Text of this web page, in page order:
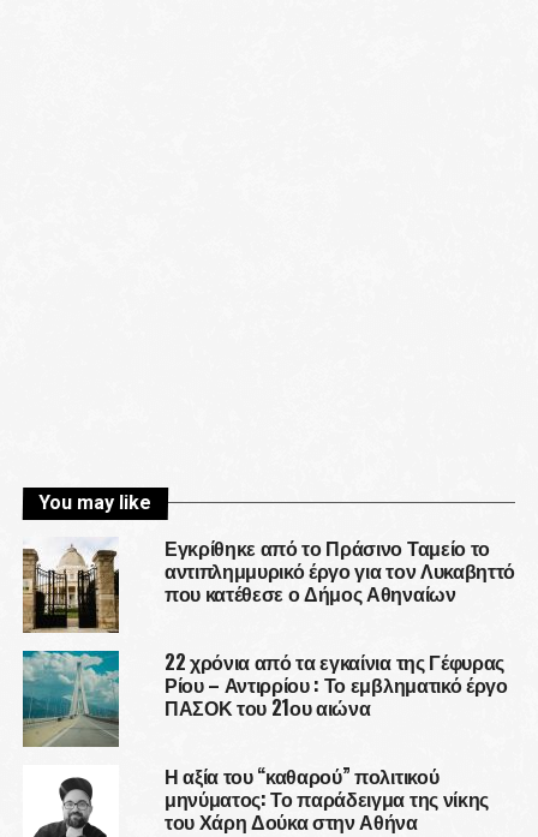
You may like
Εγκρίθηκε από το Πράσινο Ταμείο το
αντιπλημμυρικό έργο για τον Λυκαβηττό
που κατέθεσε ο Δήμος Αθηναίων
22 χρόνια από τα εγκαίνια της Γέφυρας
Ρίου – Αντιρρίου : Το εμβληματικό έργο
ΠΑΣΟΚ του 21ου αιώνα
Η αξία του “καθαρού” πολιτικού
μηνύματος: Το παράδειγμα της νίκης
του Χάρη Δούκα στην Αθήνα